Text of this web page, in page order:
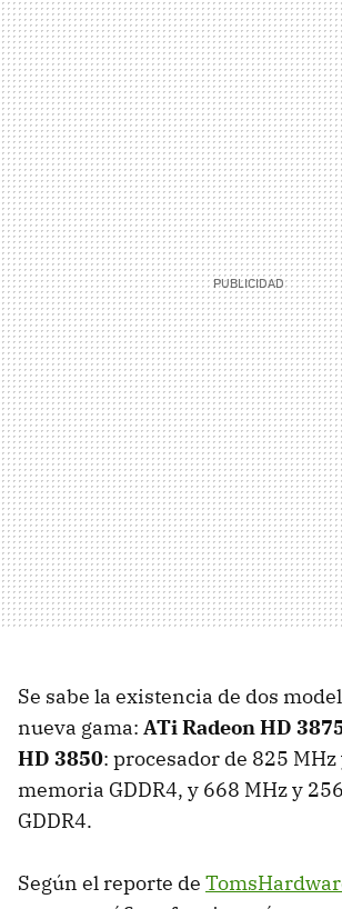
Se sabe la existencia de dos
nueva gama: ATi Radeon HD
HD 3850: procesador de 825 MHz
memoria GDDR4, y 668 MHz y
GDDR4.
Según el reporte de